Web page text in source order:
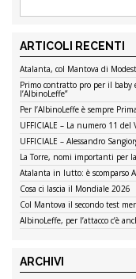
ARTICOLI RECENTI
Atalanta, col Mantova di
Primo contratto pro per il
l’AlbinoLeffe”
Per l’AlbinoLeffe è sempre
UFFICIALE – La numero 11
UFFICIALE – Alessandro
La Torre, nomi importanti per
Atalanta in lutto: è scomparso
Cosa ci lascia il Mondiale 2026
Col Mantova il secondo test
AlbinoLeffe, per l’attacco c’è
ARCHIVI